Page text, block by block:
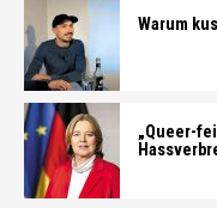
Warum
„Queer-